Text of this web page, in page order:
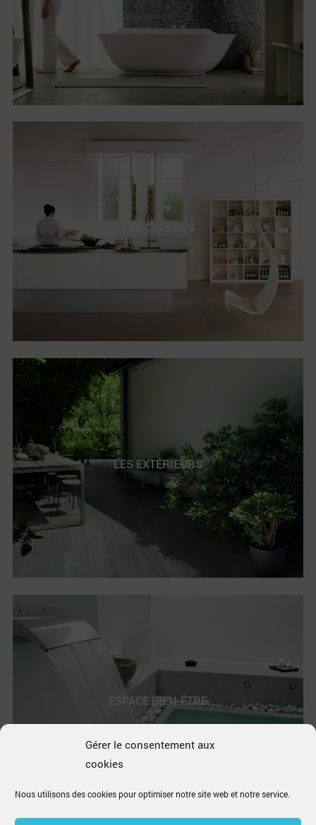
Gérer le consentement aux
cookies
Nous utilisons des cookies pour optimiser notre site web et notre service.
LES CUISINES
LES EXTÉRIEURS
ESPACE BIEN-ÊTRE